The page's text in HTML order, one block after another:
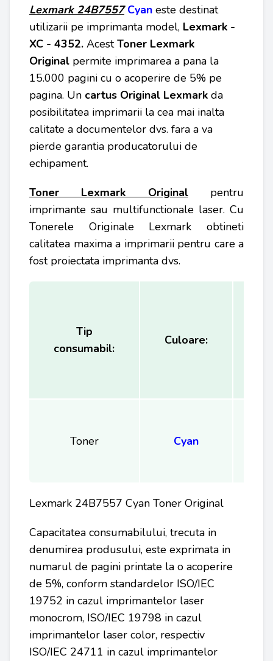
Lexmark 24B7557 Cyan este destinat
utilizarii pe imprimanta model, Lexmark -
XC - 4352. AcestToner Lexmark
Original permite imprimarea a pana la
15.000 pagini cu o acoperire de 5% pe
pagina. Un cartus Original Lexmark da
posibilitatea imprimarii la cea mai inalta
calitate a documentelor dvs. fara a va
pierde garantia producatorului de
echipament.
Toner Lexmark Originalpentru
imprimante sau multifunctionale laser. Cu
Tonerele Originale Lexmark obtineti
calitatea maxima a imprimarii pentru care a
fost proiectata imprimanta dvs.
Tip
consumabil:
Culoare:
Toner Cyan
Lexmark 24B7557 Cyan Toner Original
Capacitatea consumabilului, trecuta in
denumirea produsului, este exprimata in
numarul de pagini printate la o acoperire
de 5%, conform standardelor ISO/IEC
19752 in cazul imprimantelor laser
monocrom, ISO/IEC 19798 in cazul
imprimantelor laser color, respectiv
ISO/IEC 24711 in cazul imprimantelor